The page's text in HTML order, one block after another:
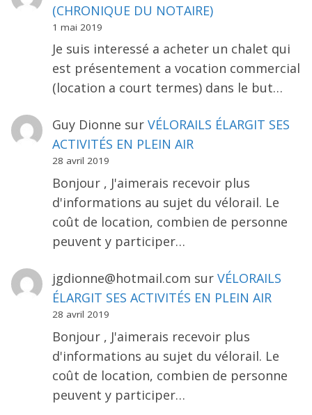
(CHRONIQUE DU NOTAIRE)
1 mai 2019
Je suis interessé a acheter un chalet qui
est présentement a vocation commercial
(location a court termes) dans le but…
Guy Dionne sur VÉLORAILS ÉLARGIT SES
ACTIVITÉS EN PLEIN AIR
28 avril 2019
Bonjour , J'aimerais recevoir plus
d'informations au sujet du vélorail. Le
coût de location, combien de personne
peuvent y participer…
jgdionne@hotmail.com sur VÉLORAILS
ÉLARGIT SES ACTIVITÉS EN PLEIN AIR
28 avril 2019
Bonjour , J'aimerais recevoir plus
d'informations au sujet du vélorail. Le
coût de location, combien de personne
peuvent y participer…